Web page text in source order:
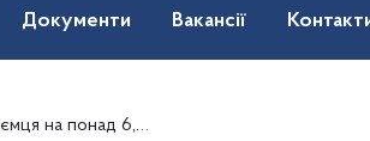
Документи Вакансії
скерувала до суду обвинувальний акт щодо зловмисника